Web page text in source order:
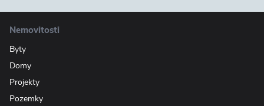
Nemovitosti
Byty
Domy
Projekty
Pozemky